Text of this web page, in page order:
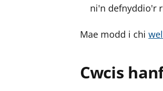
ni'n defnyddio'r
Mae modd i chi
Cwcis